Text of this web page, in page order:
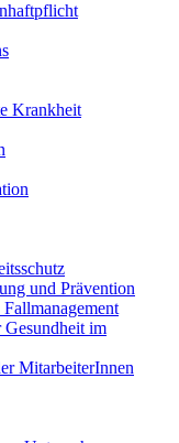
Krankheit
und Prävention
im
MitarbeiterInnen